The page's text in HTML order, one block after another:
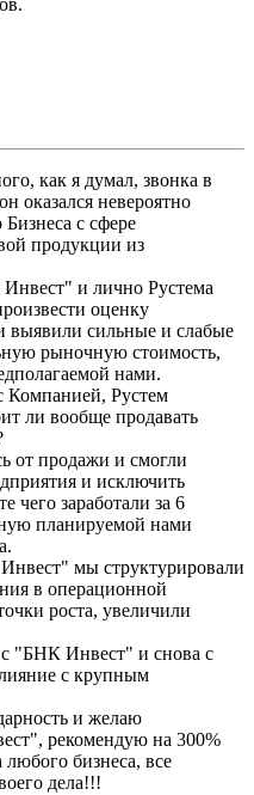
как я думал, звонка в
невероятно
с сфере
продукции из
и лично Рустема
оценку
выявили сильные и слабые
рыночную стоимость,
нами.
Компанией, Рустем
ли вообще продавать
от продажи и смогли
и исключить
чего заработали за 6
планируемой нами
мы структурировали
в операционной
роста, увеличили
с "БНК Инвест" и снова с
с крупным
и желаю
рекомендую на 300%
любого бизнеса, все
дела!!!